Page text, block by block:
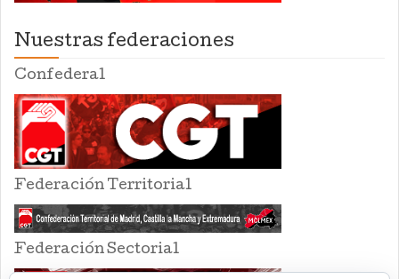
Nuestras federaciones
Confederal
Federación Territorial
Federación Sectorial